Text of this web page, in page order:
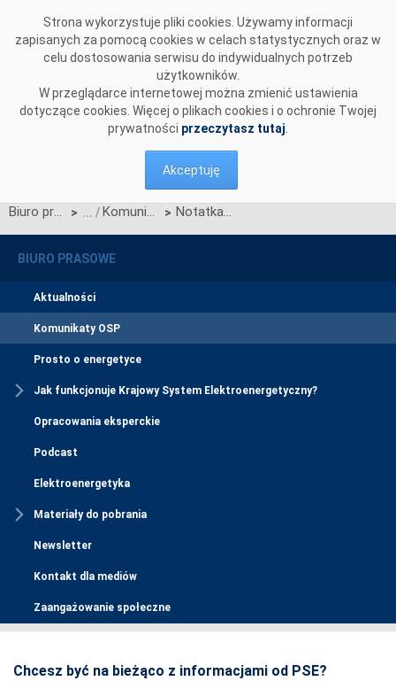
Strona wykorzystuje pliki cookies. Używamy informacji
zapisanych za pomocą cookies w celach statystycznych oraz w
celu dostosowania serwisu do indywidualnych potrzeb
użytkowników.
W przeglądarce internetowej można zmienić ustawienia
dotyczące cookies. Więcej o plikach cookies i o ochronie Twojej
prywatności przeczytasz tutaj
Akceptuję
Biuro prasowe > Komunikaty OSP > Notatka Zarządu PSE-Operator S.A. w sprawie awarii napięciowej w krajowym systemie elektroenergetycznym w dniu 26.06.2006
BIURO PRASOWE
Aktualności
Komunikaty OSP
Prosto o energetyce
Jak funkcjonuje Krajowy System Elektroenergetyczny?
Opracowania eksperckie
Podcast
Elektroenergetyka
Materiały do pobrania
Newsletter
Kontakt dla mediów
Zaangażowanie społeczne
Chcesz być na bieżąco z informacjami od PSE?